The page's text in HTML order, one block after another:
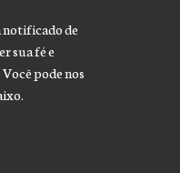
notificado de
sua fé e
pode nos